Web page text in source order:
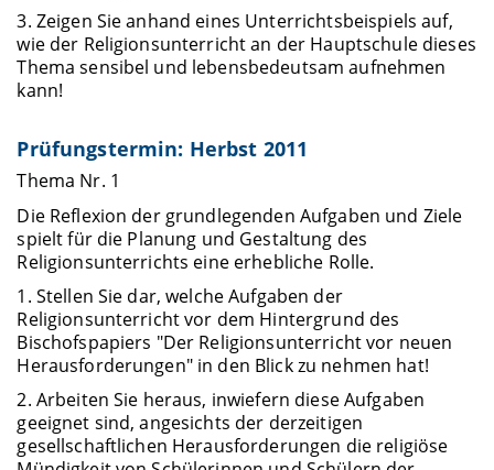
3. Zeigen Sie anhand eines Unterrichtsbeispiels auf,
wie der Religionsunterricht an der Hauptschule dieses
Thema sensibel und lebensbedeutsam aufnehmen
kann!
Prüfungstermin: Herbst 2011
Thema Nr. 1
Die Reflexion der grundlegenden Aufgaben und Ziele
spielt für die Planung und Gestaltung des
Religionsunterrichts eine erhebliche Rolle.
1. Stellen Sie dar, welche Aufgaben der
Religionsunterricht vor dem Hintergrund des
Bischofspapiers "Der Religionsunterricht vor neuen
Herausforderungen" in den Blick zu nehmen hat!
2. Arbeiten Sie heraus, inwiefern diese Aufgaben
geeignet sind, angesichts der derzeitigen
gesellschaftlichen Herausforderungen die religiöse